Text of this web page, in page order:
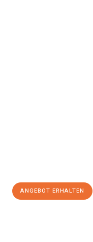
ANGEBOT ERHALTEN